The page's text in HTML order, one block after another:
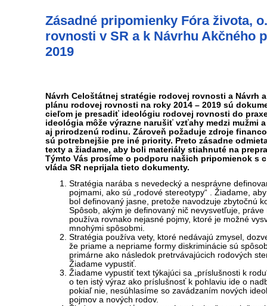
Zásadné pripomienky Fóra života,
rovnosti v SR a k Návrhu Akčného
2019
Návrh Celoštátnej stratégie rodovej rovnosti a Návrh
plánu rodovej rovnosti na roky 2014 – 2019 sú
cieľom je presadiť ideológiu rodovej rovnosti do
ideológia môže výrazne narušiť vzťahy medzi mužmi
aj prirodzenú rodinu. Zároveň požaduje zdroje
sú potrebnejšie pre iné priority. Preto zásadne
texty a žiadame, aby boli materiály stiahnuté na
Týmto Vás prosíme o podporu našich pripomienok s
vláda SR neprijala tieto dokumenty.
Stratégia narába s nevedecký a nesprávne
pojmami, ako sú „rodové stereotypy“ . Žiadame,
bol definovaný jasne, pretože navodzuje zbytočnú
Spôsob, akým je definovaný nič nevysvetľuje, práve
používa rovnako nejasné pojmy, ktoré je možné
mnohými spôsobmi.
Stratégia používa vety, ktoré nedávajú zmysel,
že priame a nepriame formy diskriminácie sú
primárne ako následok pretrvávajúcich rodových
Žiadame vypustiť.
Žiadame vypustiť text týkajúci sa „príslušnosti k
o ten istý výraz ako príslušnosť k pohlaviu ide o
pokiaľ nie, nesúhlasíme so zavádzaním nových
pojmov a nových rodov.